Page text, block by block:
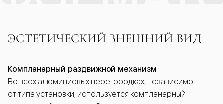
ЭСТЕТИЧЕСКИЙ ВНЕШНИЙ ВИД
Компланарный раздвижной механизм
Во всех алюминиевых перегородках, независимо
от типа установки, используется компланарный